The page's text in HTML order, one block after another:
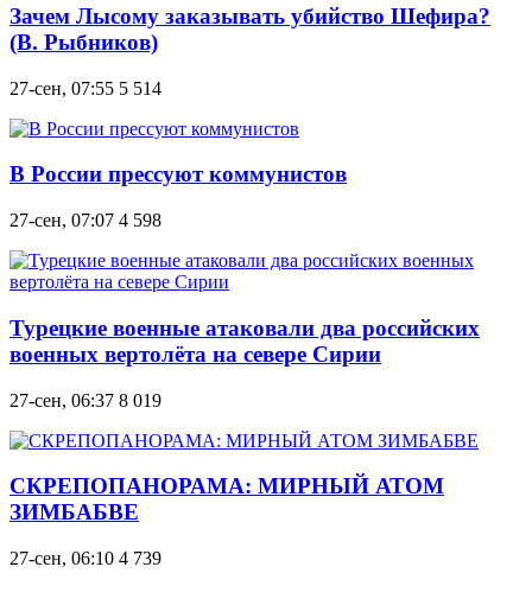
Зачем Лысому заказывать убийство Шефира?
(В. Рыбников)
27-сен, 07:55 5 514
В России прессуют коммунистов
27-сен, 07:07 4 598
Турецкие военные атаковали два российских
военных вертолёта на севере Сирии
27-сен, 06:37 8 019
СКРЕПОПАНОРАМА: МИРНЫЙ АТОМ
ЗИМБАБВЕ
27-сен, 06:10 4 739